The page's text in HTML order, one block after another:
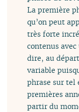
La première
qu’on peut
très forte
contenus
dire, au
variable
phrase sur tel
premières
partir du